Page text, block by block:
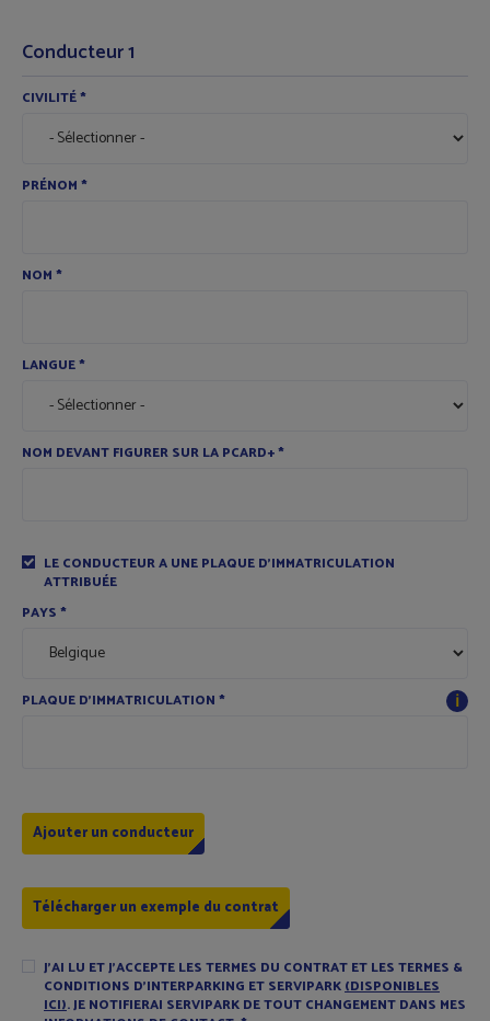
Conducteur 1
CIVILITÉ*
PRÉNOM *
NOM *
LANGUE*
NOM DEVANT FIGURER SUR LA PCARD+*
LE CONDUCTEUR A UNE PLAQUE D'IMMATRICULATION
ATTRIBUÉE
PAYS *
PLAQUE D'IMMATRICULATION * ℹ
Télécharger un exemple du contrat
J'AI LU ET J'ACCEPTE LES TERMES DU CONTRAT ET LES TERMES &
CONDITIONS D'INTERPARKING ET SERVIPARK(DISPONIBLES
ICI). JE NOTIFIERAI SERVIPARK DE TOUT CHANGEMENT DANS MES